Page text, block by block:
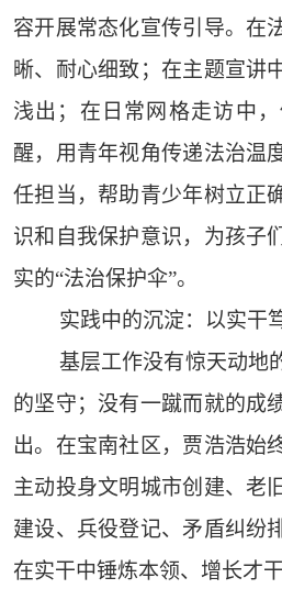
容开展常态化宣传引导。在
晰、耐心细致；在主题宣讲
浅出；在日常网格走访中
醒，用青年视角传递法治温
任担当，帮助青少年树立正
识和自我保护意识，为孩子
实的“法治保护伞”。
实践中的沉淀：以实干
基层工作没有惊天动地
的坚守；没有一蹴而就的成
出。在宝南社区，贾浩浩始
主动投身文明城市创建、老
建设、兵役登记、矛盾纠纷
在实干中锤炼本领、增长才干